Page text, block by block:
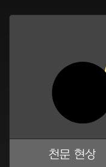
천문 현상